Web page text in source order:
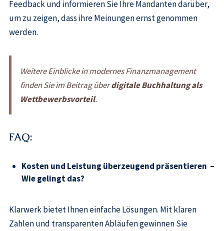
Feedback und informieren Sie Ihre Mandanten darüber,
um zu zeigen, dass ihre Meinungen ernst genommen
werden.
Weitere Einblicke in modernes Finanzmanagement
finden Sie im Beitrag überdigitale Buchhaltung als
Wettbewerbsvorteil.
FAQ:
Kosten und Leistung überzeugend präsentieren –
Wie gelingt das?
Klarwerk bietet Ihnen einfache Lösungen. Mit klaren
Zahlen und transparenten Abläufen gewinnen Sie